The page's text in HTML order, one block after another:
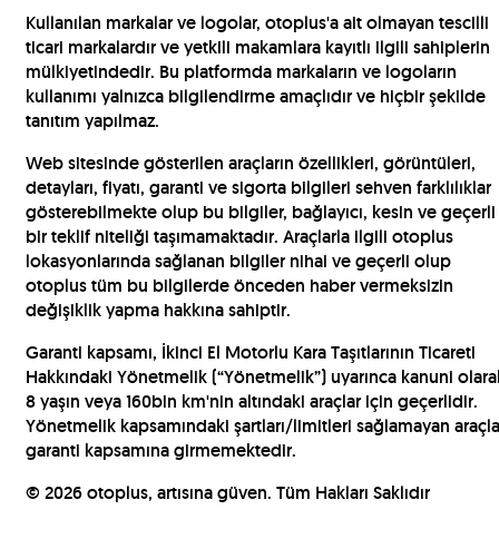
Kullanılan markalar ve logolar, otoplus'a ait olmayan tescilli
ticari markalardır ve yetkili makamlara kayıtlı ilgili sahiplerin
mülkiyetindedir. Bu platformda markaların ve logoların
kullanımı yalnızca bilgilendirme amaçlıdır ve hiçbir şekilde
tanıtım yapılmaz.
Web sitesinde gösterilen araçların özellikleri, görüntüleri,
detayları, fiyatı, garanti ve sigorta bilgileri sehven farklılıklar
gösterebilmekte olup bu bilgiler, bağlayıcı, kesin ve geçerli
bir teklif niteliği taşımamaktadır. Araçlarla ilgili otoplus
lokasyonlarında sağlanan bilgiler nihai ve geçerli olup
otoplus tüm bu bilgilerde önceden haber vermeksizin
değişiklik yapma hakkına sahiptir.
Garanti kapsamı, İkinci El Motorlu Kara Taşıtlarının Ticareti
Hakkındaki Yönetmelik (“Yönetmelik”) uyarınca kanuni
8 yaşın veya 160bin km'nin altındaki araçlar için geçerlidir.
Yönetmelik kapsamındaki şartları/limitleri sağlamayan
garanti kapsamına girmemektedir.
© 2026 otoplus, artısına güven. Tüm Hakları Saklıdır